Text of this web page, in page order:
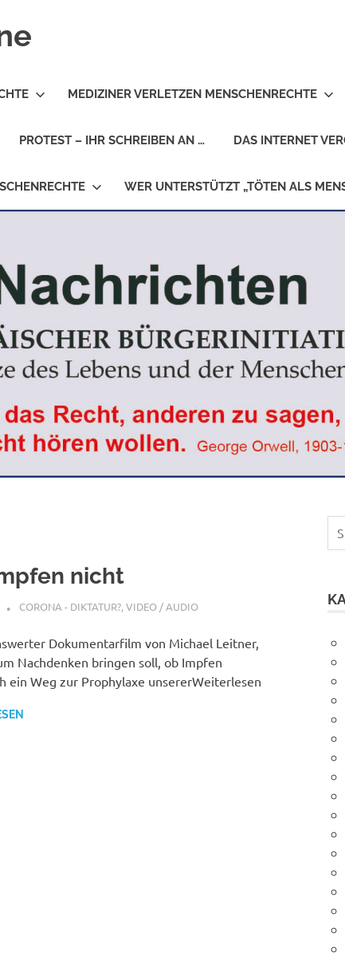
MEDIZINER VERLETZEN MENSCHENRECHTE
PROTEST – IHR SCHREIBEN AN … DAS INTERNET
WER UNTERSTÜTZT „TÖTEN ALS
nicht
XX
CORONA - DIKTATUR?,VIDEO / AUDIO
Dokumentarfilm von Michael Leitner,
Nachdenken bringen soll, ob Impfen
ein Weg zur Prophylaxe unsererWeiterlesen